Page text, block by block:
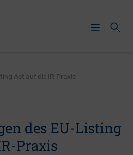
Act auf die IR-Praxis
des EU-Listing
Praxis